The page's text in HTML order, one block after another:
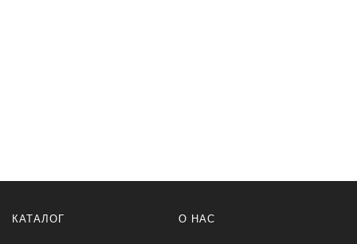
КАТАЛОГ О НАС